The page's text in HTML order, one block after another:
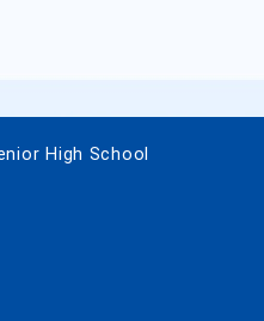
High School